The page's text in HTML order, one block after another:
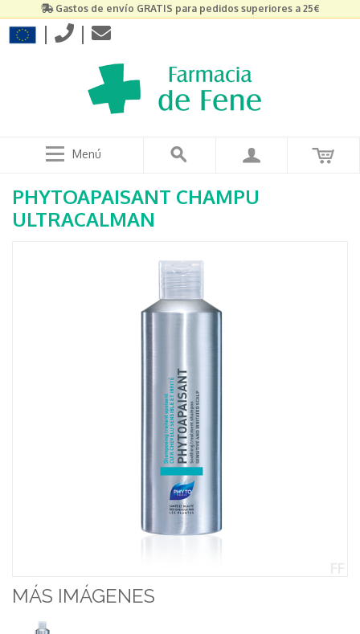
Gastos de envío GRATIS para pedidos superiores a 25€
| |
Menú
PHYTOAPAISANT CHAMPU
ULTRACALMAN
MÁS IMÁGENES